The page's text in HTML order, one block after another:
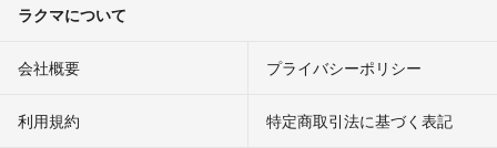
ラクマについて
会社概要 プライバシーポリシー
利用規約 特定商取引法に基づく表記